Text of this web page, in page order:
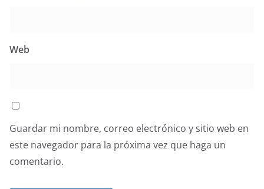
Web
Guardar mi nombre, correo electrónico y sitio web en
este navegador para la próxima vez que haga un
comentario.